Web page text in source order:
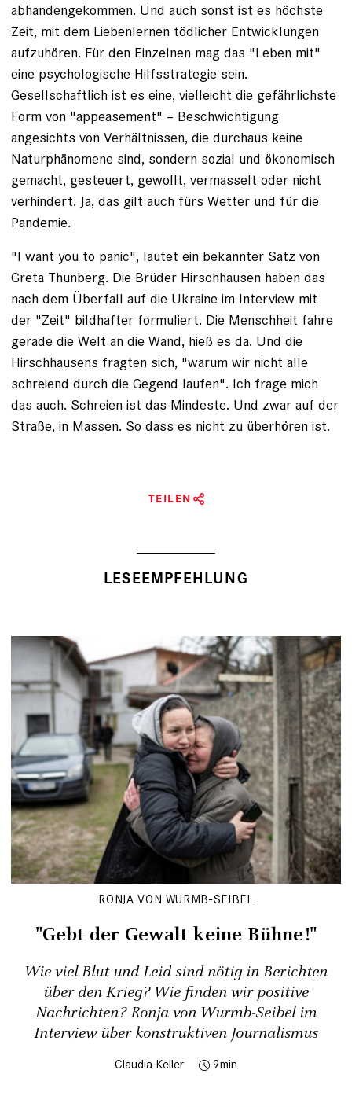
abhandengekommen. Und auch sonst ist es höchste
Zeit, mit dem Liebenlernen tödlicher Entwicklungen
aufzuhören. Für den Einzelnen mag das "Leben mit"
eine psychologische Hilfsstrategie sein.
Gesellschaftlich ist es eine, vielleicht die gefährlichste
Form von "appeasement" – Beschwichtigung
angesichts von Verhältnissen, die durchaus keine
Naturphänomene sind, sondern sozial und ökonomisch
gemacht, gesteuert, gewollt, vermasselt oder nicht
verhindert. Ja, das gilt auch fürs Wetter und für die
Pandemie.
"I want you to panic", lautet ein bekannter Satz von
Greta Thunberg. Die Brüder Hirschhausen haben das
nach dem Überfall auf die Ukraine im Interview mit
der "Zeit" bildhafter formuliert. Die Menschheit fahre
gerade die Welt an die Wand, hieß es da. Und die
Hirschhausens fragten sich, "warum wir nicht alle
schreiend durch die Gegend laufen". Ich frage mich
das auch. Schreien ist das Mindeste. Und zwar auf der
Straße, in Massen. So dass es nicht zu überhören ist.
TEILEN
LESEEMPFEHLUNG
RONJA VON WURMB-SEIBEL
"Gebt der Gewalt keine Bühne!"
Wie viel Blut und Leid sind nötig in Berichten
über den Krieg? Wie finden wir positive
Nachrichten? Ronja von Wurmb-Seibel im
Interview über konstruktiven Journalismus
Claudia Keller 9